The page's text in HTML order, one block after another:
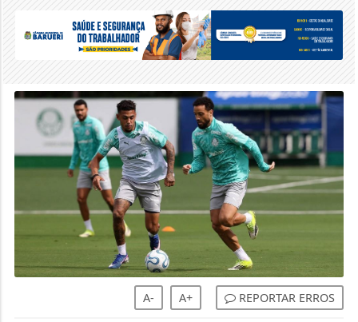
A- A+ REPORTAR ERROS